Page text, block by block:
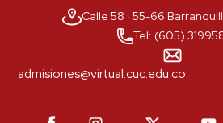
Calle 58 · 55-66
Tel: (605)
admisiones@virtual.cuc.edu.co